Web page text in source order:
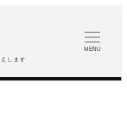
します
MENU